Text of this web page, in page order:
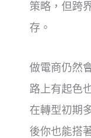
策略， 但跨
存。
做電商仍然
路上有起色
在轉型初期
後你也能搭